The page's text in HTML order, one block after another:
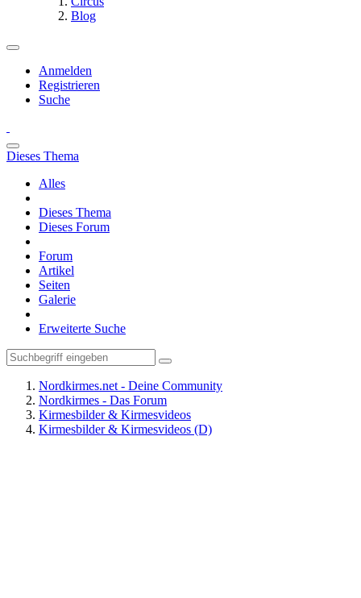
Blog
Anmelden
Registrieren
Suche
Dieses Thema
Alles
Dieses Thema
Dieses Forum
Forum
Artikel
Seiten
Galerie
Erweiterte Suche
Nordkirmes.net - Deine Community
Nordkirmes - Das Forum
Kirmesbilder & Kirmesvideos
Kirmesbilder & Kirmesvideos (D)